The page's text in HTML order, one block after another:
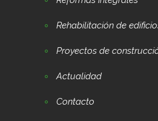
Rehabilitación de
Proyectos de
Actualidad
Contacto